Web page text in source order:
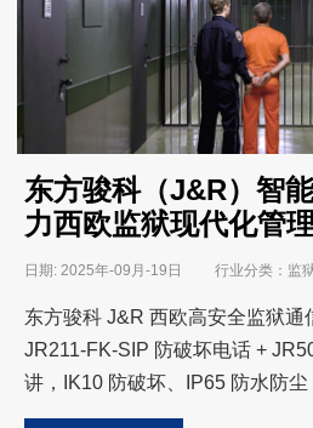
东方骏科（J&R）智
力西欧监狱现代化管理
日期: 2025年-09月-19日 行业分类：
东方骏科 J&R 西欧高安全监狱通
JR211-FK-SIP 防破坏电话 +
讲，IK10 防破坏、IP65 防水防
适配监狱全天候高强度、防破坏